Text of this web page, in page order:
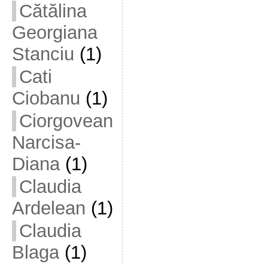
Cătălina
Georgiana
Stanciu (1)
Cati
Ciobanu (1)
Ciorgovean
Narcisa-
Diana(1)
Claudia
Ardelean (1)
Claudia
Blaga(1)